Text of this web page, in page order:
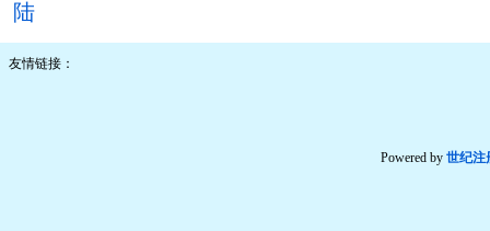
陆
友情链接：
Powered by 世纪注